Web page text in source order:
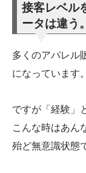
接客レベル
ータは違う。
多くのアパレル
になっています。
ですが「経験」
こんな時はあん
殆ど無意識状態